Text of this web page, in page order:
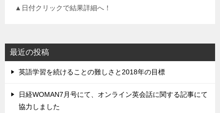
▲日付クリックで結果詳細へ！
最近の投稿
英語学習を続けることの難しさと2018年の目標
日経WOMAN7月号にて、オンライン英会話に関する記事にて
協力しました